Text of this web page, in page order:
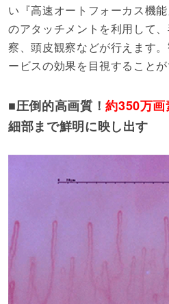
い『高速オートフォーカス機
のアタッチメントを利用して
察、頭皮観察などが行えます
ービスの効果を目視すること
■圧倒的高画質！約350万
細部まで鮮明に映し出す